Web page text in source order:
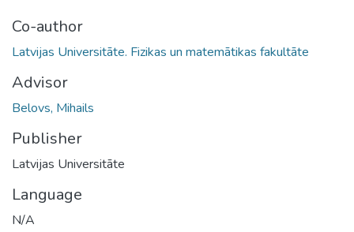
Co-author
Latvijas Universitāte. Fizikas un matemātikas fakultāte
Advisor
Belovs, Mihails
Publisher
Latvijas Universitāte
Language
N/A